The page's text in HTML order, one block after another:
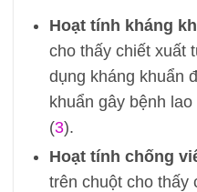
Hoạt tính kháng
cho thấy chiết xuất
dụng kháng khuẩn
khuẩn gây bệnh
(3).
Hoạt tính chống
trên chuột cho thấy